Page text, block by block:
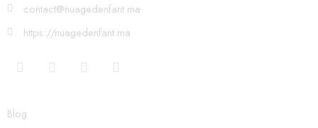
contact@nuagedenfant.ma
https://nuagedenfant.ma
Blog